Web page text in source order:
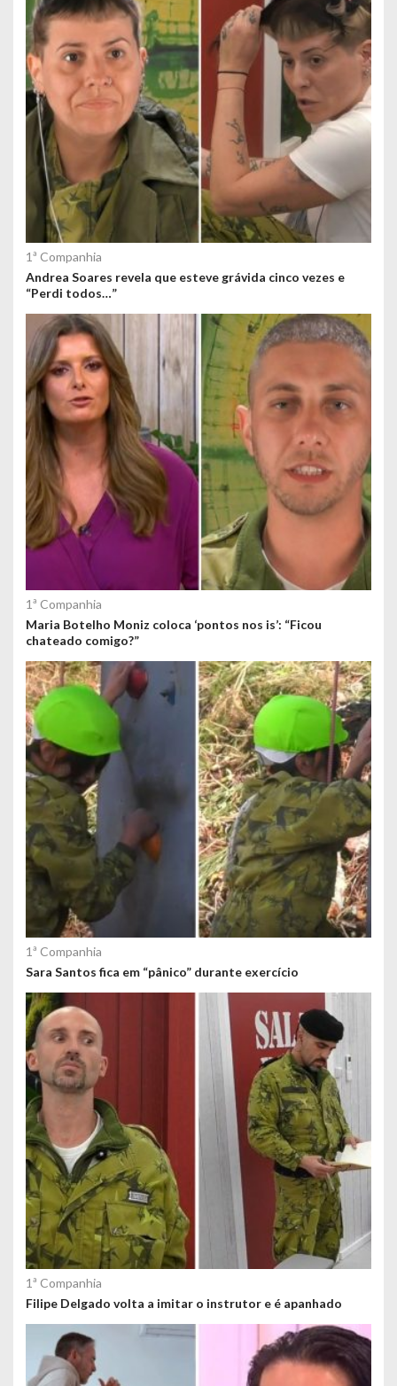
ú
d
o
s
1ª Companhia
Andrea Soares revela que esteve grávida cinco vezes e
“Perdi todos…”
1ª Companhia
Maria Botelho Moniz coloca ‘pontos nos is’: “Ficou
chateado comigo?”
1ª Companhia
Sara Santos fica em “pânico” durante exercício
1ª Companhia
Filipe Delgado volta a imitar o instrutor e é apanhado